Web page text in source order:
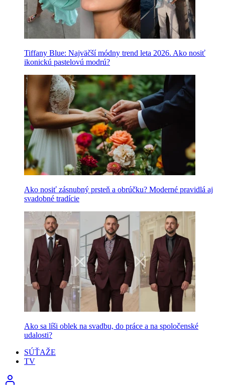
Tiffany Blue: Najväčší módny trend leta 2026. Ako nosiť
ikonickú pastelovú modrú?
Ako nosiť zásnubný prsteň a obrúčku? Moderné pravidlá aj
svadobné tradície
Ako sa líši oblek na svadbu, do práce a na spoločenské
udalosti?
SÚŤAŽE
TV